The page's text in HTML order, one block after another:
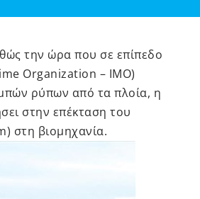
την ώρα που σε επίπεδο
Organization – IMO)
ρύπων από τα πλοία, η
στην επέκταση του
στη βιομηχανία.